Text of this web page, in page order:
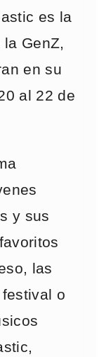
es la
GenZ,
en su
al 22 de
y sus
las
o